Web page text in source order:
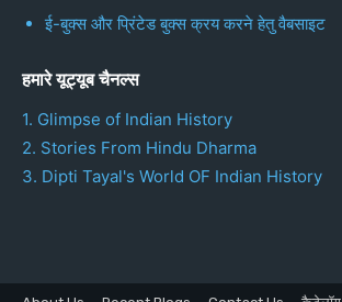
ई-बुक्स और प्रिंटेड बुक्स क्रय करने हेतु वैबसाइट
हमारे यूट्यूब चैनल्स
1. Glimpse of Indian History
2. Stories From Hindu Dharma
3. Dipti Tayal's World OF Indian History